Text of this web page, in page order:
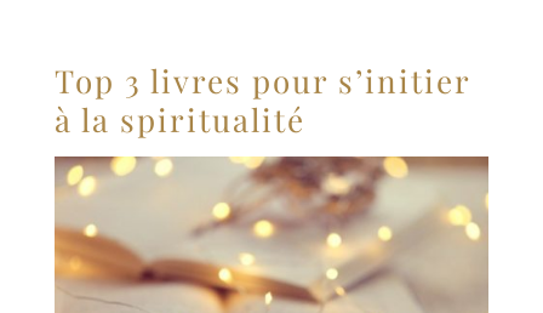
Top 3 livres pour s’initier
à la spiritualité